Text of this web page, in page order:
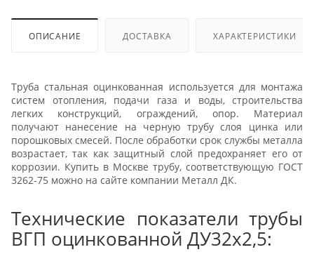
ОПИСАНИЕ ДОСТАВКА ХАРАКТЕРИСТИКИ
Труба стальная оцинкованная используется для монтажа
систем отопления, подачи газа и воды, строительства
легких конструкций, ограждений, опор. Материал
получают нанесение на черную трубу слоя цинка или
порошковых смесей. После обработки срок службы металла
возрастает, так как защитный слой предохраняет его от
коррозии. Купить в Москве трубу, соответствующую ГОСТ
3262-75 можно на сайте компании Металл ДК.
Технические показатели трубы
ВГП оцинкованной ДУ32х2,5: